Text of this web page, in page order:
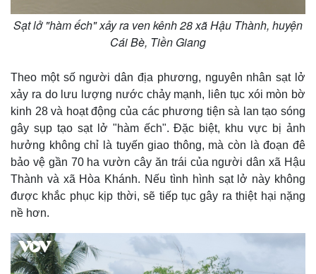
Sạt lở "hàm ếch" xảy ra ven kênh 28 xã Hậu Thành, huyện
Cái Bè, Tiền Giang
Theo một số người dân địa phương, nguyên nhân sạt lở
xảy ra do lưu lượng nước chảy mạnh, liên tục xói mòn bờ
kinh 28 và hoạt động của các phương tiện sà lan tạo sóng
gây sụp tạo sạt lở "hàm ếch". Đặc biệt, khu vực bị ảnh
hưởng không chỉ là tuyến giao thông, mà còn là đoạn đê
bảo vệ gần 70 ha vườn cây ăn trái của người dân xã Hậu
Thành và xã Hòa Khánh. Nếu tình hình sạt lở này không
được khắc phục kịp thời, sẽ tiếp tục gây ra thiệt hại nặng
nề hơn.